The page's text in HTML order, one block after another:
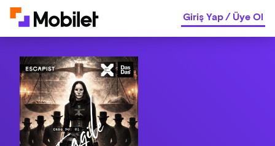
Giriş Yap/Üye Ol